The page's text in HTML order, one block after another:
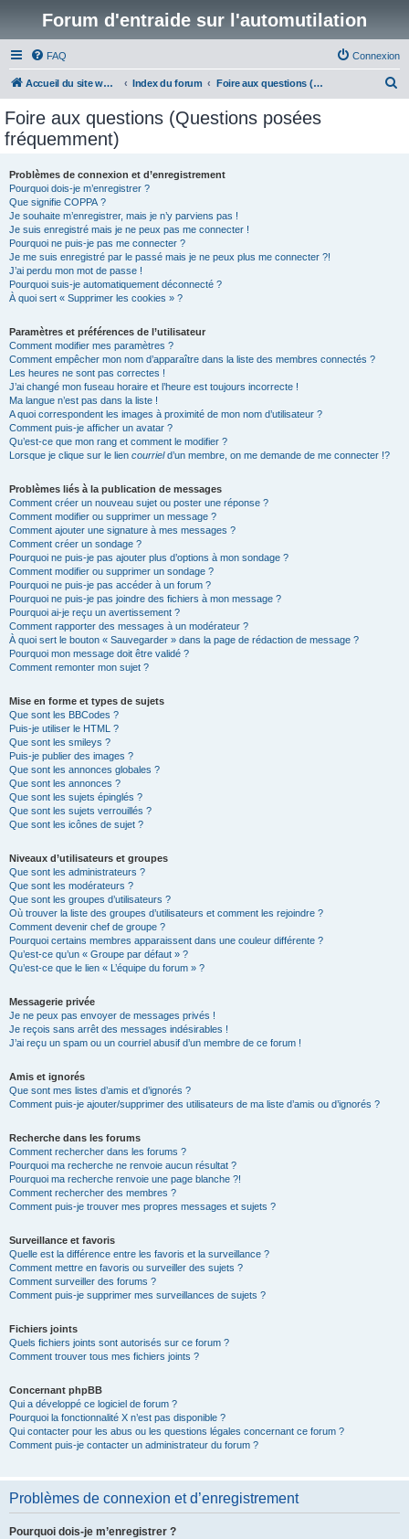
Forum d'entraide sur l'automutilation
FAQ Connexion
Accueil du site www.automutilations.info Index du forum Foire aux questions (Questions posées fréquemment)
Foire aux questions (Questions posées
fréquemment)
Problèmes de connexion et d’enregistrement
Pourquoi dois-je m’enregistrer ?
Que signifie COPPA ?
Je souhaite m’enregistrer, mais je n’y parviens pas !
Je suis enregistré mais je ne peux pas me connecter !
Pourquoi ne puis-je pas me connecter ?
Je me suis enregistré par le passé mais je ne peux plus me connecter ?!
J’ai perdu mon mot de passe !
Pourquoi suis-je automatiquement déconnecté ?
À quoi sert « Supprimer les cookies » ?
Paramètres et préférences de l’utilisateur
Comment modifier mes paramètres ?
Comment empêcher mon nom d’apparaître dans la liste des membres connectés ?
Les heures ne sont pas correctes !
J’ai changé mon fuseau horaire et l’heure est toujours incorrecte !
Ma langue n’est pas dans la liste !
A quoi correspondent les images à proximité de mon nom d’utilisateur ?
Comment puis-je afficher un avatar ?
Qu’est-ce que mon rang et comment le modifier ?
Lorsque je clique sur le lien courrield’un membre, on me demande de me connecter !?
Problèmes liés à la publication de messages
Comment créer un nouveau sujet ou poster une réponse ?
Comment modifier ou supprimer un message ?
Comment ajouter une signature à mes messages ?
Comment créer un sondage ?
Pourquoi ne puis-je pas ajouter plus d’options à mon sondage ?
Comment modifier ou supprimer un sondage ?
Pourquoi ne puis-je pas accéder à un forum ?
Pourquoi ne puis-je pas joindre des fichiers à mon message ?
Pourquoi ai-je reçu un avertissement ?
Comment rapporter des messages à un modérateur ?
À quoi sert le bouton « Sauvegarder » dans la page de rédaction de message ?
Pourquoi mon message doit être validé ?
Comment remonter mon sujet ?
Mise en forme et types de sujets
Que sont les BBCodes ?
Puis-je utiliser le HTML ?
Que sont les smileys ?
Puis-je publier des images ?
Que sont les annonces globales ?
Que sont les annonces ?
Que sont les sujets épinglés ?
Que sont les sujets verrouillés ?
Que sont les icônes de sujet ?
Niveaux d’utilisateurs et groupes
Que sont les administrateurs ?
Que sont les modérateurs ?
Que sont les groupes d’utilisateurs ?
Où trouver la liste des groupes d’utilisateurs et comment les rejoindre ?
Comment devenir chef de groupe ?
Pourquoi certains membres apparaissent dans une couleur différente ?
Qu’est-ce qu’un « Groupe par défaut » ?
Qu’est-ce que le lien « L’équipe du forum » ?
Messagerie privée
Je ne peux pas envoyer de messages privés !
Je reçois sans arrêt des messages indésirables !
J’ai reçu un spam ou un courriel abusif d’un membre de ce forum !
Amis et ignorés
Que sont mes listes d’amis et d’ignorés ?
Comment puis-je ajouter/supprimer des utilisateurs de ma liste d’amis ou d’ignorés ?
Recherche dans les forums
Comment rechercher dans les forums ?
Pourquoi ma recherche ne renvoie aucun résultat ?
Pourquoi ma recherche renvoie une page blanche ?!
Comment rechercher des membres ?
Comment puis-je trouver mes propres messages et sujets ?
Surveillance et favoris
Quelle est la différence entre les favoris et la surveillance ?
Comment mettre en favoris ou surveiller des sujets ?
Comment surveiller des forums ?
Comment puis-je supprimer mes surveillances de sujets ?
Fichiers joints
Quels fichiers joints sont autorisés sur ce forum ?
Comment trouver tous mes fichiers joints ?
Concernant phpBB
Qui a développé ce logiciel de forum ?
Pourquoi la fonctionnalité X n’est pas disponible ?
Qui contacter pour les abus ou les questions légales concernant ce forum ?
Comment puis-je contacter un administrateur du forum ?
Problèmes de connexion et d’enregistrement
Pourquoi dois-je m’enregistrer ?